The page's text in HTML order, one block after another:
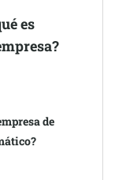
es
de